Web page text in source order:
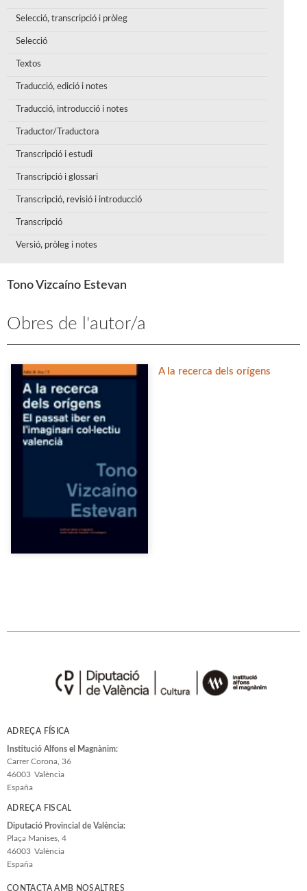
Selecció, transcripció i pròleg
Selecció
Textos
Traducció, edició i notes
Traducció, introducció i notes
Traductor/Traductora
Transcripció i estudi
Transcripció i glossari
Transcripció, revisió i introducció
Transcripció
Versió, pròleg i notes
Tono Vizcaíno Estevan
Obres de l'autor/a
A la recerca dels orígens
ADREÇA FÍSICA
Institució Alfons el Magnànim:
Carrer Corona, 36
46003 València
España
ADREÇA FISCAL
Diputació Provincial de València:
Plaça Manises, 4
46003 València
España
CONTACTA AMB NOSALTRES